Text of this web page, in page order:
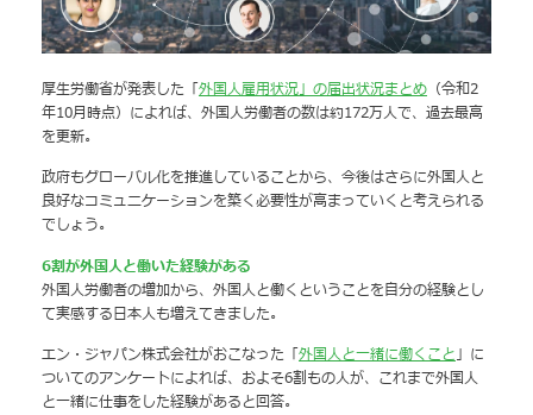
厚生労働省が発表した「外国人雇用状況」の届出状況まとめ （令和2
年10月時点）によれば、外国人労働者の数は約172万人で、過去最高
を更新。
政府もグローバル化を推進していることから、今後はさらに外国人と
良好なコミュニケーションを築く必要性が高まっていくと考えられる
でしょう。
6割が外国人と働いた経験がある
外国人労働者の増加から、外国人と働くということを自分の経験とし
て実感する日本人も増えてきました。
エン・ジャパン株式会社がおこなった「外国人と一緒に働くこと」に
ついてのアンケートによれば、およそ6割もの人が、これまで外国人
と一緒に仕事をした経験があると回答。